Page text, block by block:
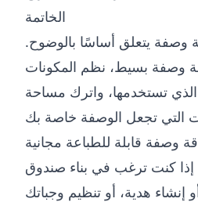
الخاتمة
وصفة يتعلق أساسًا بالوضوح.
وصفة بسيط، نظم المكونات
الذي تستخدمها، واترك مساحة
وصفة قابلة للطباعة مجانية
كنت ترغب في بناء صندوق
إنشاء هدية، أو تنظيم وجباتك